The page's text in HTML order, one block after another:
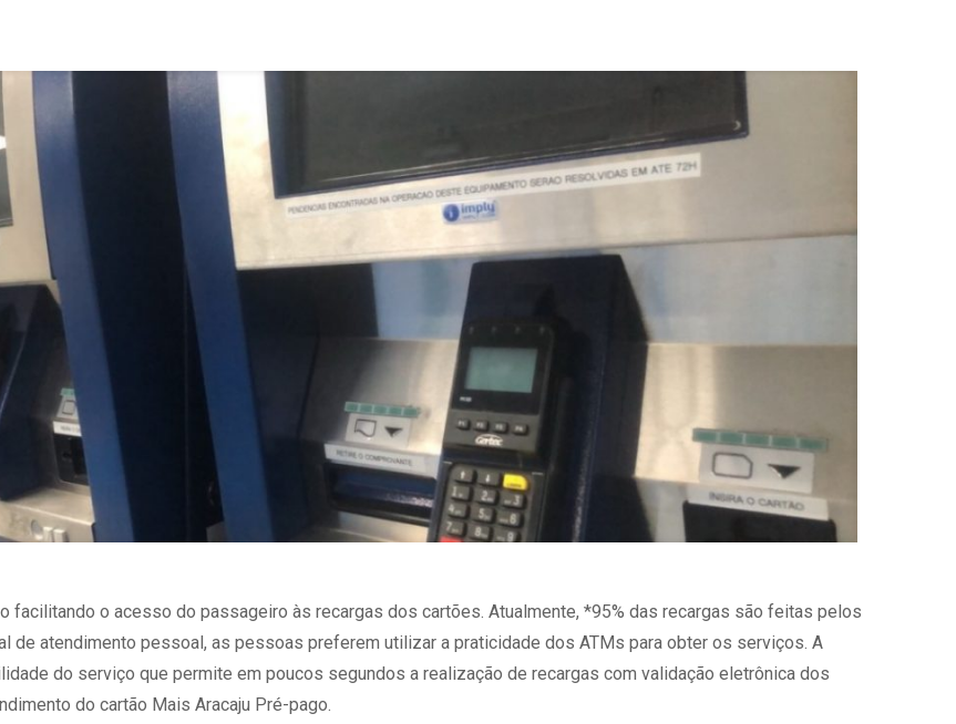
facilitando o acesso do passageiro às recargas dos cartões. Atualmente, *95% das recargas são feitas pelos
de atendimento pessoal, as pessoas preferem utilizar a praticidade dos ATMs para obter os serviços. A
do serviço que permite em poucos segundos a realização de recargas com validação eletrônica dos
do cartão Mais Aracaju Pré-pago.